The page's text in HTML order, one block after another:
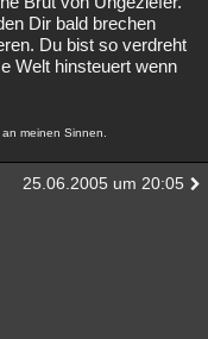
Dir bald brechen
Du bist so verdreht
Welt hinsteuert wenn
meinen Sinnen.
25.06.2005 um 20:05